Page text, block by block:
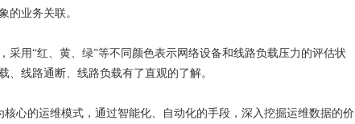
的业务关联。
采用“红、黄、绿”等不同颜色表示网络设备和线路负载压力的评估状
、线路通断、线路负载有了直观的了解。
核心的运维模式，通过智能化、自动化的手段，深入挖掘运维数据的价